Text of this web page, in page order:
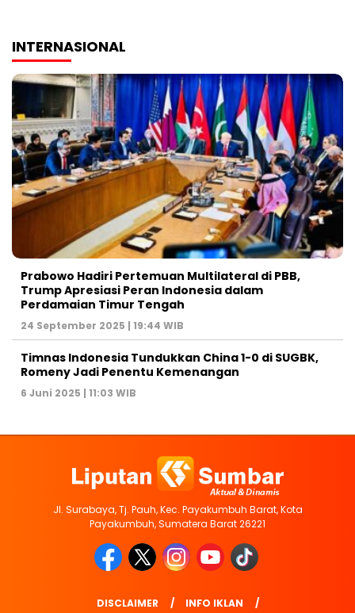
INTERNASIONAL
Prabowo Hadiri Pertemuan Multilateral di PBB,
Trump Apresiasi Peran Indonesia dalam
Perdamaian Timur Tengah
24 September 2025 | 19:44 WIB
Timnas Indonesia Tundukkan China 1-0 di SUGBK,
Romeny Jadi Penentu Kemenangan
6 Juni 2025 | 11:03 WIB
Jl. Surabaya, Tj. Pauh, Kec. Payakumbuh Barat, Kota
Payakumbuh, Sumatera Barat 26221
DISCLAIMER INFO IKLAN